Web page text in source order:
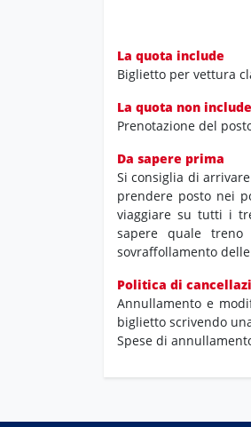
La quota include
Biglietto per vettura
La quota non include
Prenotazione del
Da sapere prima
Si consiglia di
prendere posto nei
viaggiare su tutti i
sapere quale
sovraffollamento
Politica di
Annullamento e
biglietto scrivendo
Spese di